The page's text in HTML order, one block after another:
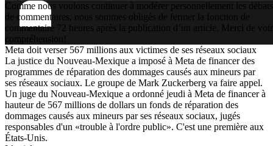
Comme nous voulons continuer à modérer personnellement les débats
de commentaires, nous sommes obligés de fermer la fonction de
commentaire 72 heures après la publication d’un article. Merci de
compréhension!
Meta doit verser 567 millions aux victimes de ses réseaux sociaux
La justice du Nouveau-Mexique a imposé à Meta de financer des
programmes de réparation des dommages causés aux mineurs par
ses réseaux sociaux. Le groupe de Mark Zuckerberg va faire appel.
Un juge du Nouveau-Mexique a ordonné jeudi à Meta de financer à
hauteur de 567 millions de dollars un fonds de réparation des
dommages causés aux mineurs par ses réseaux sociaux, jugés
responsables d'un «trouble à l'ordre public». C'est une première aux
États-Unis.